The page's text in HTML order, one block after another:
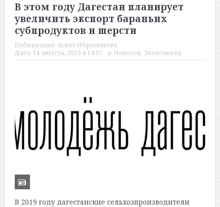
В этом году Дагестан планирует
увеличить экспорт бараньих
субпродуктов и шерсти
Публикация: Асият Ибрагимова
Дата: 14 августа, 2019 в 14:07 в: Новости, Экономика
В 2019 году дагестанские сельхозпроизводители